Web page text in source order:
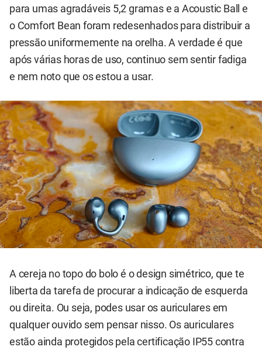
para umas agradáveis 5,2 gramas e a Acoustic Ball e
o Comfort Bean foram redesenhados para distribuir a
pressão uniformemente na orelha. A verdade é que
após várias horas de uso, continuo sem sentir fadiga
e nem noto que os estou a usar.
A cereja no topo do bolo é o design simétrico, que te
liberta da tarefa de procurar a indicação de esquerda
ou direita. Ou seja, podes usar os auriculares em
qualquer ouvido sem pensar nisso. Os auriculares
estão ainda protegidos pela certificação IP55 contra